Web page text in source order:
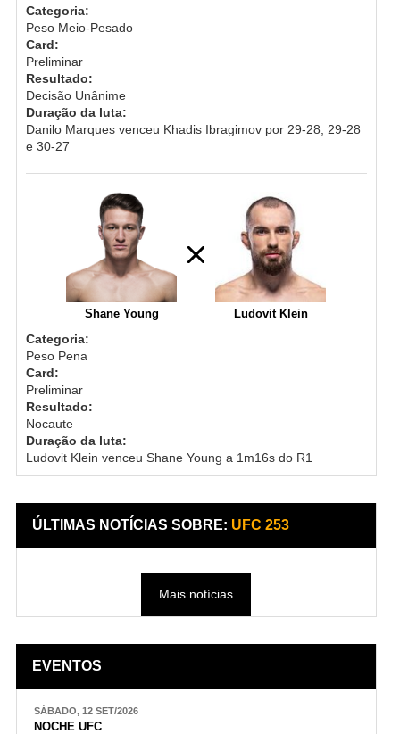
Categoria:
Peso Meio-Pesado
Card:
Preliminar
Resultado:
Decisão Unânime
Duração da luta:
Danilo Marques venceu Khadis Ibragimov por 29-28, 29-28
e 30-27
Shane Young Ludovit Klein
Categoria:
Peso Pena
Card:
Preliminar
Resultado:
Nocaute
Duração da luta:
Ludovit Klein venceu Shane Young a 1m16s do R1
ÚLTIMAS NOTÍCIAS SOBRE: UFC 253
Mais notícias
EVENTOS
SÁBADO, 12 SET/2026
NOCHE UFC